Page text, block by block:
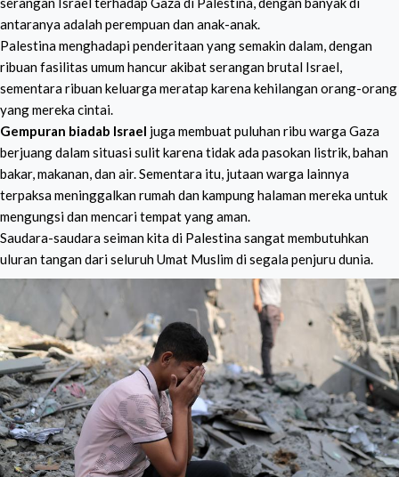
antaranya adalah perempuan dan anak-anak.
Palestina menghadapi penderitaan yang semakin dalam, dengan
ribuan fasilitas umum hancur akibat serangan brutal Israel,
sementara ribuan keluarga meratap karena kehilangan orang-orang
yang mereka cintai.
Gempuran biadab Israel juga membuat puluhan ribu warga Gaza
berjuang dalam situasi sulit karena tidak ada pasokan listrik, bahan
bakar, makanan, dan air. Sementara itu, jutaan warga lainnya
terpaksa meninggalkan rumah dan kampung halaman mereka untuk
mengungsi dan mencari tempat yang aman.
Saudara-saudara seiman kita di Palestina sangat membutuhkan
uluran tangan dari seluruh Umat Muslim di segala penjuru dunia.